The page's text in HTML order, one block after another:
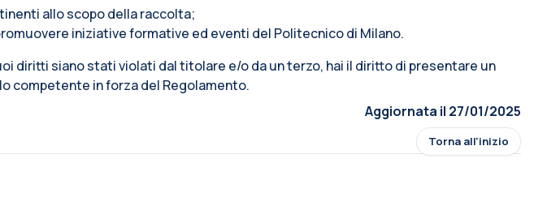
allo scopo della raccolta;
iniziative formative ed eventi del Politecnico di Milano.
diritti siano stati violati dal titolare e/o da un terzo, hai il diritto di presentare un
competente in forza del Regolamento.
Aggiornata il 27/01/2025
Torna all'inizio